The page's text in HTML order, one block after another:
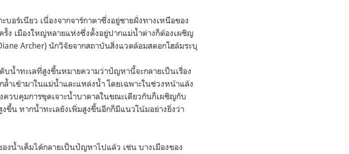
บอร์เนียว เนื่องจากจาร์กาตาซึ่งอยู่ชายฝั่งทางเหนือของ
รั้ง เมืองใหญ่หลายแห่งซึ่งตั้งอยู่ปากแม่น้ำต่างก็ต้องเผชิญ
Archer) นักวิจัยจากสถาบันสิ่งแวดล้อมสตอกโฮล์มระบุ
บน้ำทะเลที่สูงขึ้นหมายความว่าปัญหานี้จะกลายเป็นเรื่อง
ำเข้ามาในแม่น้ำและแหล่งน้ำ โดยเฉพาะในช่วงหน้าแล้ง
วบคุมการขุดเจาะน้ำบาดาลในขณะเดียวกันก็เผชิญกับ
ขึ้น หากน้ำทะเลยังเพิ่มสูงขึ้นอีกก็มีแนวโน้มอย่างยิ่งว่า
งน้ำเค็มได้กลายเป็นปัญหาไปแล้ว เช่น บางเมืองของ